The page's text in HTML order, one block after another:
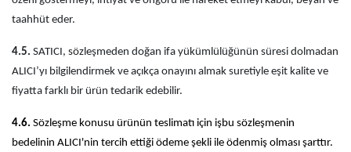
taahhüt eder.
4.5. SATICI, sözleşmeden doğan ifa yükümlülüğünün süresi dolmadan
ALICI’yı bilgilendirmek ve açıkça onayını almak suretiyle eşit kalite ve
fiyatta farklı bir ürün tedarik edebilir.
4.6. Sözleşme konusu ürünün teslimatı için işbu sözleşmenin
bedelinin ALICI'nin tercih ettiği ödeme şekli ile ödenmiş olması şarttır.